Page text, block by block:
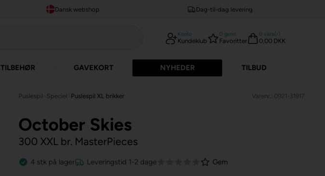
Dansk webshop Dag-til-dag levering
Konto
Kundeklub
0 gemt
Favoritter
0 vare(r)
0,00 DKK
TILBEHØR GAVEKORT NYHEDER TILBUD
Puslespil Speciel Puslespil XL brikker Varenr.: 0921-31917
October Skies
300 XXL br. MasterPieces
4 stk på lager Leveringstid 1-2 dage Gem